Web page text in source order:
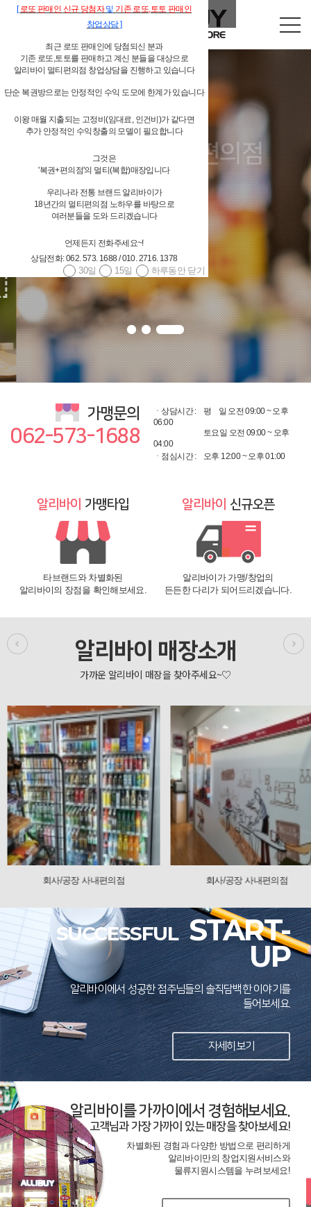
독립형 개인 편의점
알리바이 물류시스템 지원
4,000여 편의점상품(상온상품,저온상품,페스트푸드 등등) 공급
대기업 편의점체인과 경쟁할 수 있는 상품 구성
당일발주 → 당일배송 / 주 6회 배송
광주광역시/전남 알리바이 직접 배송, 그 외 지역 위탁배송
가맹문의
062-573-1688
ㆍ상담시간 : 평
일 오전 09:00 ~ 오후
06:00
토요일 오전 09:00 ~ 오후
04:00
ㆍ점심시간 :
오후 12:00 ~ 오후 01:00
알리바이 가맹타입
타브랜드와 차별화된
알리바이의 장점을 확인해보세요.
알리바이 신규오픈
알리바이가 가맹/창업의
든든한 다리가 되어드리겠습니다.
알리바이 매장소개
회사/공장 사내편의점 회사/공장 사내편의
SUCCESSFUL START-
UP
알리바이에서 성공한 점주님들의 솔직담백한 이야기를
들어보세요.
자세히보기
알리바이를 가까이에서 경험해보세요.
고객님과 가장 가까이 있는 매장을 찾아보세요!
차별화된 경험과 다양한 방법으로 편리하게
알리바이만의 창업지원서비스와
물류지원시스템을 누려보세요!
[로또 판매인 신규 당첨자및 기존 로또,토토 판매인
창업상담]
최근 로또 판매인에 당첨되신 분과
기존 로또,토토를 판매하고 계신 분들을 대상으로
알리바이 멀티편의점 창업상담을 진행하고 있습니다
단순 복권방으로는 안정적인 수익 도모에 한계가 있습니다
이왕 매월 지출되는 고정비(임대료, 인건비)가 같다면
추가 안정적인 수익창출의 모델이 필요합니다
그것은
'복권+편의점'의 멀티(복합)매장입니다
우리나라 전통 브랜드 알리바이가
18년간의 멀티편의점 노하우를 바탕으로
여러분들을 도와 드리겠습니다
언제든지 전화주세요~!
상담전화: 062. 573. 1688 / 010. 2716. 1378
하루동안 닫기
15일
30일